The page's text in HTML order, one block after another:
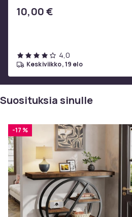
10,00 €
4,0
keskiviikko, 19 elo
Suosituksia sinulle
-17 %